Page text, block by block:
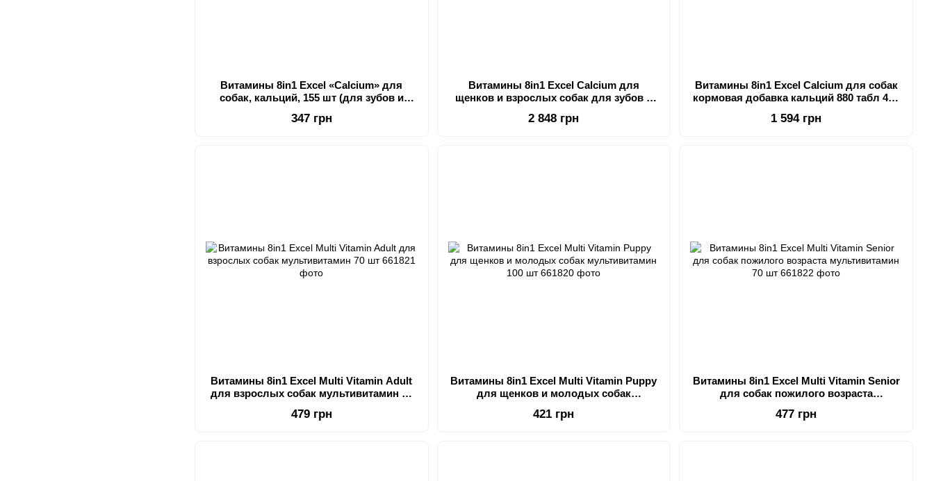
Витамины 8in1 Excel «Calcium» для
собак, кальций, 155 шт (для зубов и
347 грн
Витамины 8in1 Excel Calcium для
щенков и взрослых собак для зубов и
2 848 грн
Витамины 8in1 Excel Calcium для собак
кормовая добавка кальций 880 табл 400
1 594 грн
Витамины 8in1 Excel Multi Vitamin Adult
для взрослых собак мультивитамин 70
479 грн
Витамины 8in1 Excel Multi Vitamin Puppy
для щенков и молодых собак
421 грн
Витамины 8in1 Excel Multi Vitamin Senior
для собак пожилого возраста
477 грн